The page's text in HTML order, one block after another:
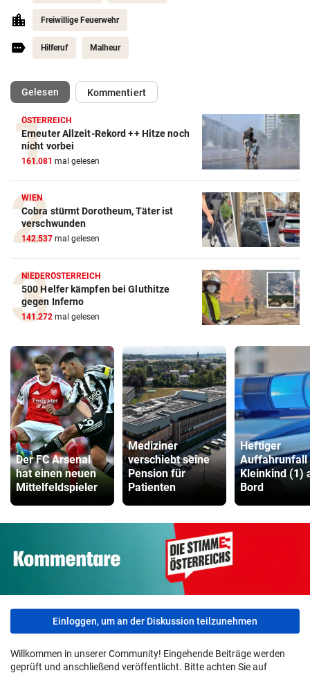
Freiwillige Feuerwehr
Hilferuf Malheur
Gelesen(ausgewählt)Kommentiert
ÖSTERREICH
Erneuter Allzeit-Rekord ++ Hitze noch
nicht vorbei
161.081 mal gelesen
WIEN
Cobra stürmt Dorotheum, Täter ist
verschwunden
142.537 mal gelesen
NIEDERÖSTERREICH
500 Helfer kämpfen bei Gluthitze
gegen Inferno
141.272 mal gelesen
Der FC Arsenal
hat einen neuen
Mittelfeldspieler
Mediziner
verschiebt seine
Pension für
Patienten
Heftiger
Auffahrunfall
Kleinkind (1)
Bord
Einloggen, um an der Diskussion teilzunehmen
Willkommen in unserer Community! Eingehende Beiträge werden
geprüft und anschließend veröffentlicht. Bitte achten Sie auf